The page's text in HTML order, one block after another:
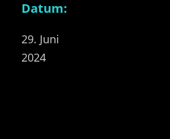
Datum:
29. Juni
2024